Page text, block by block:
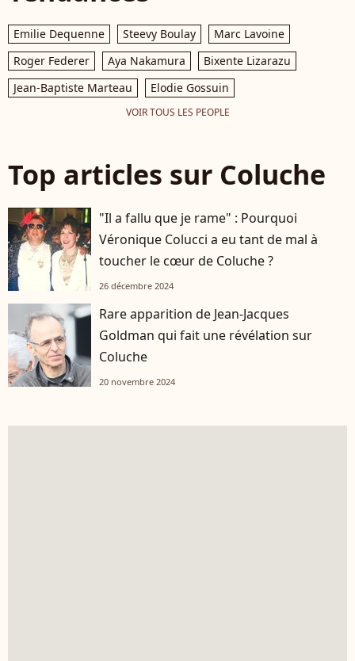
Emilie Dequenne Steevy Boulay
Marc Lavoine
Roger Federer
Aya Nakamura
Bixente Lizarazu
Jean-Baptiste Marteau
Elodie Gossuin
VOIR TOUS LES PEOPLE
Top articles sur Coluche
"Il a fallu que je rame" : Pourquoi
Véronique Colucci a eu tant de mal à
toucher le cœur de Coluche ?
26 décembre 2024
Rare apparition de Jean-Jacques
Goldman qui fait une révélation sur
Coluche
20 novembre 2024